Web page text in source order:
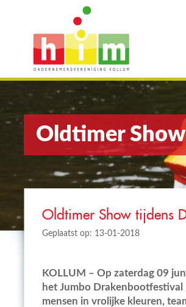
Oldtimer
Oldtimer Show tijdens
Geplaatst op: 13-01-2018
KOLLUM – Op zaterdag 09
het Jumbo
mensen in vrolijke kleuren,